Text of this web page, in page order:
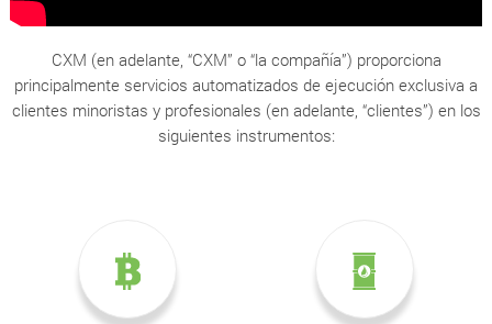
CXM (en adelante, “CXM” o “la compañía”) proporciona
principalmente servicios automatizados de ejecución exclusiva a
clientes minoristas y profesionales (en adelante, “clientes”) en los
siguientes instrumentos: